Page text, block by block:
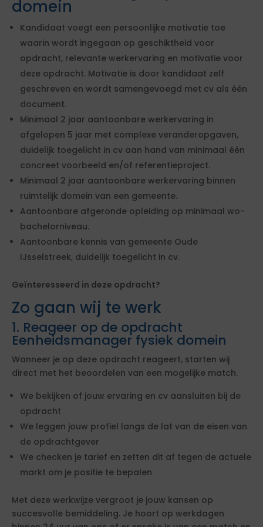
domein
Kandidaat voegt een persoonlijke motivatie toe
waarin wordt ingegaan op geschiktheid voor
opdracht, relevante werkervaring en motivatie voor
deze opdracht. Motivatie is door kandidaat zelf
geschreven en wordt samengevoegd met cv als één
document.
Minimaal 2 jaar aantoonbare werkervaring in
afgelopen 5 jaar met complexe veranderopgaven,
duidelijk toegelicht in cv aan hand van minimaal één
concreet voorbeeld en/of referentieproject.
Minimaal 2 jaar aantoonbare werkervaring binnen
ruimtelijk domein van een gemeente.
Aantoonbare afgeronde opleiding op minimaal wo-
bachelorniveau.
Aantoonbare kennis van gemeente Oude
IJsselstreek, duidelijk toegelicht in cv.
Geïnteresseerd in deze opdracht?
Zo gaan wij te werk
1. Reageer op de opdracht
Eenheidsmanager fysiek domein
Wanneer je op deze opdracht reageert, starten wij
direct met het beoordelen van een mogelijke match.
We bekijken of jouw ervaring en cv aansluiten bij de
opdracht
We leggen jouw profiel langs de lat van de eisen van
de opdrachtgever
We checken je tarief en zetten dit af tegen de actuele
markt om je positie te bepalen
Met deze werkwijze vergroot je jouw kansen op
succesvolle bemiddeling. Je hoort op werkdagen